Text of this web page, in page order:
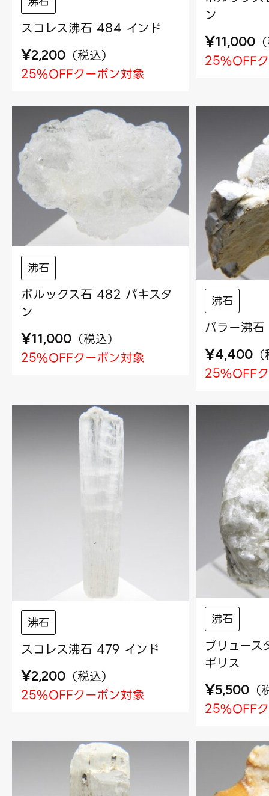
スコレス沸石 484 インド
¥2,200 （税込）
25%OFFクーポン対象
ン
¥11,000 （
25%OFF
沸石
ポルックス石 482 パキスタ
ン
¥11,000 （税込）
25%OFFクーポン対象
沸石
バラー沸
¥4,400 （
25%OFF
沸石
スコレス沸石 479 インド
¥2,200 （税込）
25%OFFクーポン対象
沸石
ブリュー
ギリス
¥5,500 （
25%OFF